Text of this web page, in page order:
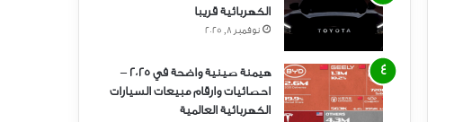
الكهربائية قريبا
نوفمبر 8, 2025
هيمنة صينية واضحة في 2025 –
احصائيات وارقام مبيعات السيارات
الكهربائية العالمية